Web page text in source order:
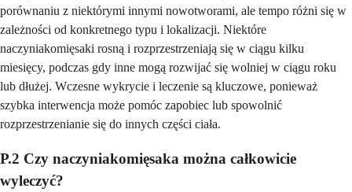
porównaniu z niektórymi innymi nowotworami, ale tempo różni się w
zależności od konkretnego typu i lokalizacji. Niektóre
naczyniakomięsaki rosną i rozprzestrzeniają się w ciągu kilku
miesięcy, podczas gdy inne mogą rozwijać się wolniej w ciągu roku
lub dłużej. Wczesne wykrycie i leczenie są kluczowe, ponieważ
szybka interwencja może pomóc zapobiec lub spowolnić
rozprzestrzenianie się do innych części ciała.
P.2 Czy naczyniakomięsaka można całkowicie
wyleczyć?